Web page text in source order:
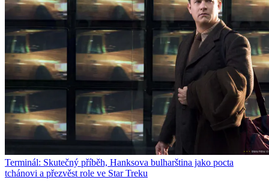
Terminál: Skutečný příběh, Hanksova bulharština jako pocta
tchánovi a přezvěst role ve Star Treku